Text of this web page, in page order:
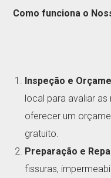
Como funciona o
Inspeção e
local para avaliar
oferecer um
gratuito.
Preparação e
fissuras,